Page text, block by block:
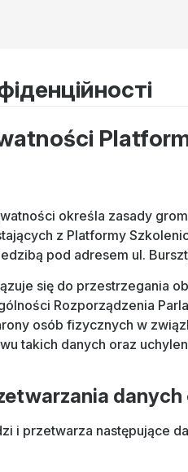
określa zasady
z Platformy
pod adresem ul.
się do przestrzegania
Rozporządzenia
osób fizycznych w
takich danych oraz
i przetwarza następujące